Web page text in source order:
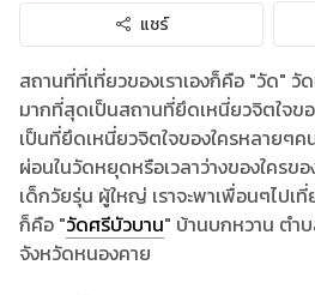
แชร์
สถานที่ที่เที่ยวของเราเองก็คือ "วัด" วั
มากที่สุดเป็นสถานที่ยึดเหนี่ยวจิตใจข
เป็นที่ยึดเหนี่ยวจิตใจของใครหลายๆ
ผ่อนในวัดหยุดหรือเวลาว่างของใครขอ
เด็กวัยรุ่น ผู้ใหญ่ เราจะพาเพื่อนๆไปเ
ก็คือ "วัดศรีบัวบาน" บ้านบกหวาน ตำ
จังหวัดหนองคาย